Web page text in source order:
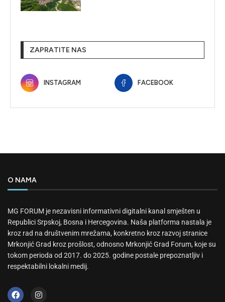
ZAPRATITE NAS
INSTAGRAM FACEBOOK
O NAMA
MG FORUM je nezavisni informativni digitalni kanal smješten u
Republici Srpskoj, Bosna i Hercegovina. Naša platforma nastala je
kroz rad na društvenim mrežama, konkretno kroz razvoj stranice
Mrkonjić Grad kroz prošlost, odnosno Mrkonjić Grad Forum, koje su
tokom perioda od 2017. do 2025. godine postale prepoznatljiv i
respektabilni lokalni medij.